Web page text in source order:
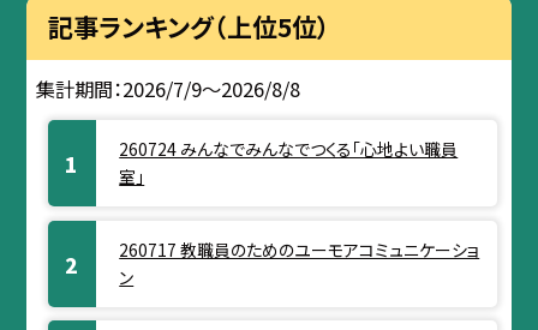
記事ランキング（上位5位）
集計期間：2026/7/9～2026/8/8
260724 みんなでみんなでつくる「心地よい職員
室」
260717 教職員のためのユーモアコミュニケーショ
ン